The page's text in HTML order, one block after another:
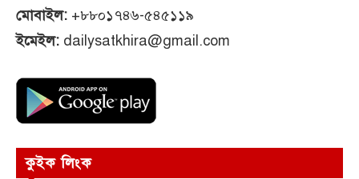
মোবাইল: +৮৮০১৭৪৬-৫৪৫১১৯
ইমেইল: dailysatkhira@gmail.com
কুইক লিংক